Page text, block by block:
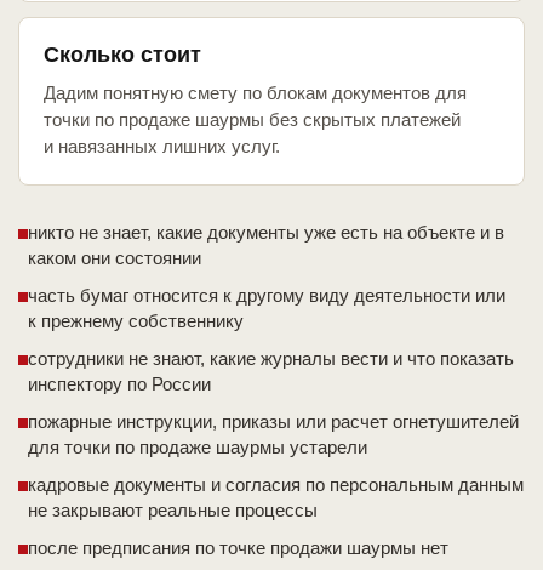
Сколько стоит
Дадим понятную смету по блокам документов для
точки по продаже шаурмы без скрытых платежей
и навязанных лишних услуг.
никто не знает, какие документы уже есть на объекте и в
каком они состоянии
часть бумаг относится к другому виду деятельности или
к прежнему собственнику
сотрудники не знают, какие журналы вести и что показать
инспектору по России
пожарные инструкции, приказы или расчет огнетушителей
для точки по продаже шаурмы устарели
кадровые документы и согласия по персональным данным
не закрывают реальные процессы
после предписания по точке продажи шаурмы нет